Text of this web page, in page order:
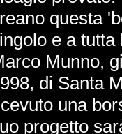
questa
e a tutta
Munno,
di Santa
una
progetto